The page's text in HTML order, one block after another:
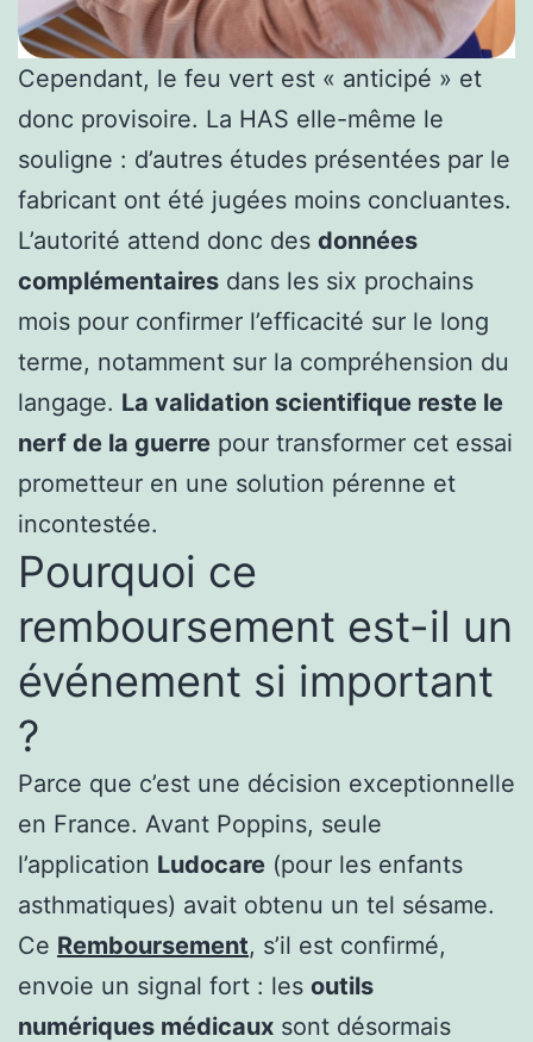
Cependant, le feu vert est « anticipé » et
donc provisoire. La HAS elle-même le
souligne : d’autres études présentées par le
fabricant ont été jugées moins concluantes.
L’autorité attend donc des données
complémentaires dans les six prochains
mois pour confirmer l’efficacité sur le long
terme, notamment sur la compréhension du
langage. La validation scientifique reste le
nerf de la guerre pour transformer cet essai
prometteur en une solution pérenne et
incontestée.
Pourquoi ce
remboursement est-il un
événement si important
?
Parce que c’est une décision exceptionnelle
en France. Avant Poppins, seule
l’application Ludocare (pour les enfants
asthmatiques) avait obtenu un tel sésame.
Ce Remboursement, s’il est confirmé,
envoie un signal fort : les outils
numériques médicaux sont désormais